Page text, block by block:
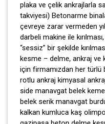
plaka ve çelik ankrajlarla
takviyesi) Betonarme
çevreye zarar vermeden
darbeli makine ile
“sessiz” bir şekilde
kesme – delme, ankraj ve
için firmamızdan her türlü
rotlu ankraj kimyasal
side manavgat belek
belek serik manavgat
kalkan kumluca kaş